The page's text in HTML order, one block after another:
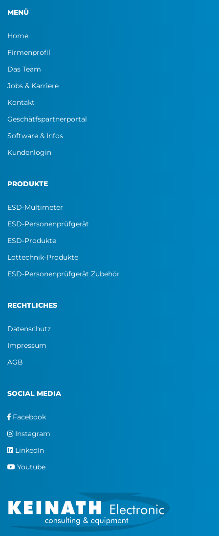
MENÜ
Home
Firmenprofil
Das Team
Jobs & Karriere
Kontakt
Geschätfspartnerportal
Software & Infos
Kundenlogin
PRODUKTE
ESD-Multimeter
ESD-Personenprüfgerät
ESD-Produkte
Löttechnik-Produkte
ESD-Personenprüfgerät Zubehör
RECHTLICHES
Datenschutz
Impressum
AGB
SOCIAL MEDIA
Facebook
Instagram
LinkedIn
Youtube